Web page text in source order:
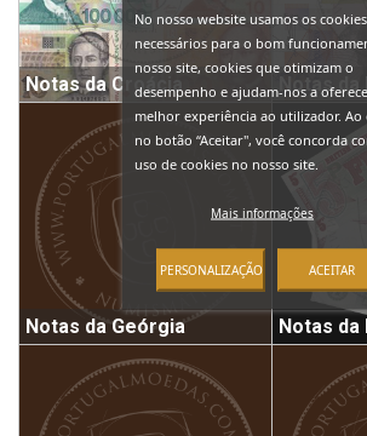
Notas da Croácia Notas
Notas da Geórgia Notas
No nosso website usamos os cookies
necessários para o bom
nosso site, cookies que otimizam o
desempenho e ajudam-nos a
melhor experiência ao utilizador. Ao
no botão “Aceitar", você concorda
uso de cookies no nosso site.
Mais informações
PERSONALIZAÇÃO ACEITAR